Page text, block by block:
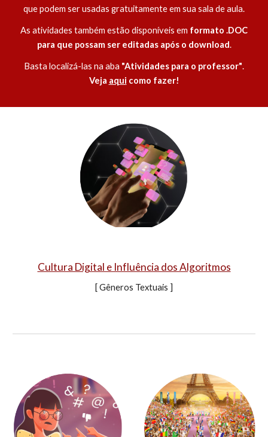
que podem ser usadas gratuitamente em sua sala de aula.
As atividades também estão disponíveis em formato .DOC
para que possam ser editadas após o download.
Basta localizá-las na aba "Atividades para o professor".
Veja aqui como fazer!
Cultura Digital e Influência dos Algoritmos
[ Gêneros Textuais ]